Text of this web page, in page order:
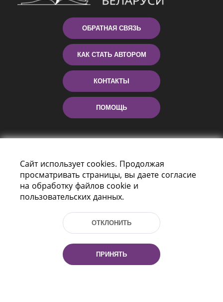
ОБРАТНАЯ СВЯЗЬ
КАК СТАТЬ АВТОРОМ
КОНТАКТЫ
ПОМОЩЬ
Пр-т Независимости 116
г. Минск, Республика Беларусь, 220114
Тел.: (+375 17) 368 37 37, Факс: (+375 17)
Эл. почта: inbox@nlb.by
Сайт использует cookies. Продолжая
просматривать страницы, вы даете согласие
на обработку файлов cookie и
пользовательских данных.
ОТКЛОНИТЬ
ПРИНЯТЬ